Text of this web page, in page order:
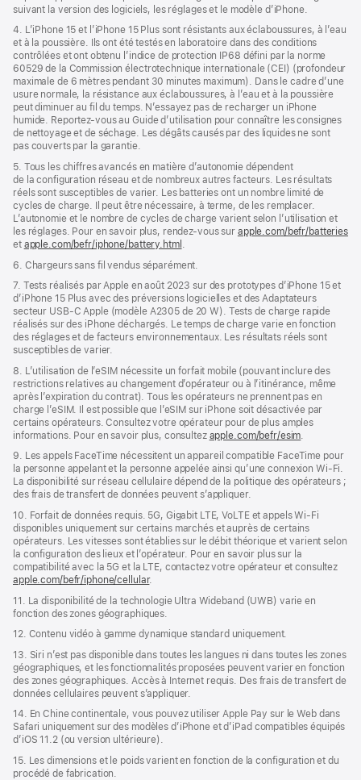
suivant la version des logiciels, les réglages et le modèle d’iPhone.
4. L’iPhone 15 et l’iPhone 15 Plus sont résistants aux éclaboussures, à l’eau
et à la poussière. Ils ont été testés en laboratoire dans des conditions
contrôlées et ont obtenu l’indice de protection IP68 défini par la norme
60529 de la Commission électrotechnique internationale (CEI) (profondeur
maximale de 6 mètres pendant 30 minutes maximum). Dans le cadre d’une
usure normale, la résistance aux éclaboussures, à l’eau et à la poussière
peut diminuer au fil du temps. N’essayez pas de recharger un iPhone
humide. Reportez‑vous au Guide d’utilisation pour connaître les consignes
de nettoyage et de séchage. Les dégâts causés par des liquides ne sont
pas couverts par la garantie.
5. Tous les chiffres avancés en matière d’autonomie dépendent
de la configuration réseau et de nombreux autres facteurs. Les résultats
réels sont susceptibles de varier. Les batteries ont un nombre limité de
cycles de charge. Il peut être nécessaire, à terme, de les remplacer.
L’autonomie et le nombre de cycles de charge varient selon l’utilisation et
les réglages. Pour en savoir plus, rendez-vous sur apple.com/befr/batteries
et apple.com/befr/iphone/battery.html .
6. Chargeurs sans fil vendus séparément.
7. Tests réalisés par Apple en août 2023 sur des prototypes d’iPhone 15 et
d’iPhone 15 Plus avec des préversions logicielles et des Adaptateurs
secteur USB‑C Apple (modèle A2305 de 20 W). Tests de charge rapide
réalisés sur des iPhone déchargés. Le temps de charge varie en fonction
des réglages et de facteurs environnementaux. Les résultats réels sont
susceptibles de varier.
8. L’utilisation de l’eSIM nécessite un forfait mobile (pouvant inclure des
restrictions relatives au changement d’opérateur ou à l’itinérance, même
après l’expiration du contrat). Tous les opérateurs ne prennent pas en
charge l’eSIM. Il est possible que l’eSIM sur iPhone soit désactivée par
certains opérateurs. Consultez votre opérateur pour de plus amples
informations. Pour en savoir plus, consultez apple.com/befr/esim
9. Les appels FaceTime nécessitent un appareil compatible FaceTime pour
la personne appelant et la personne appelée ainsi qu’une connexion Wi‑Fi.
La disponibilité sur réseau cellulaire dépend de la politique des opérateurs ;
des frais de transfert de données peuvent s’appliquer.
10. Forfait de données requis. 5G, Gigabit LTE, VoLTE et appels Wi‑Fi
disponibles uniquement sur certains marchés et auprès de certains
opérateurs. Les vitesses sont établies sur le débit théorique et varient selon
la configuration des lieux et l’opérateur. Pour en savoir plus sur la
compatibilité avec la 5G et la LTE, contactez votre opérateur et consultez
apple.com/befr/iphone/cellular.
11. La disponibilité de la technologie Ultra Wideband (UWB) varie en
fonction des zones géographiques.
12. Contenu vidéo à gamme dynamique standard uniquement.
13. Siri n’est pas disponible dans toutes les langues ni dans toutes les zones
géographiques, et les fonctionnalités proposées peuvent varier en fonction
des zones géographiques. Accès à Internet requis. Des frais de transfert de
données cellulaires peuvent s’appliquer.
14. En Chine continentale, vous pouvez utiliser Apple Pay sur le Web dans
Safari uniquement sur des modèles d’iPhone et d’iPad compatibles équipés
d’iOS 11.2 (ou version ultérieure).
15. Les dimensions et le poids varient en fonction de la configuration et du
procédé de fabrication.